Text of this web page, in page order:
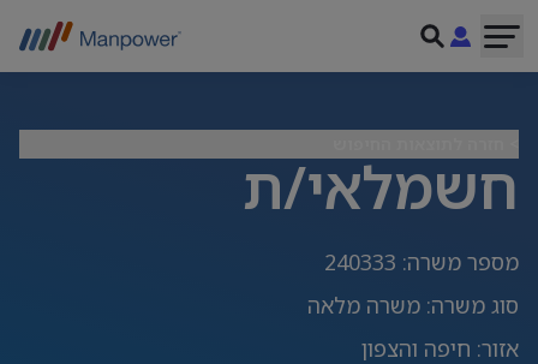
חשמלאי/ת
מספר משרה:
240333
סוג משרה: משרה מלאה
אזור: חיפה והצפון